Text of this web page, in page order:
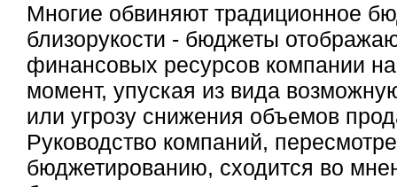
Многие обвиняют традиционное
близорукости - бюджеты
финансовых ресурсов компании
момент, упуская из вида
или угрозу снижения объемов
Руководство компаний,
бюджетированию, сходится во